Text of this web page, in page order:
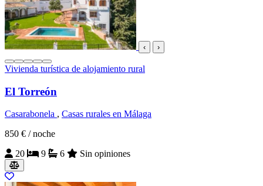
‹ ›
Vivienda turística de alojamiento rural
El Torreón
Casarabonela , Casas rurales en Málaga
850 € / noche
20
9 6 Sin opiniones